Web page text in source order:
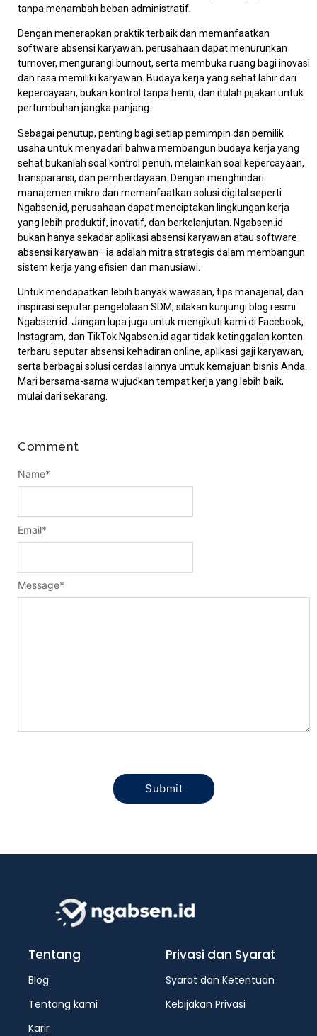
tanpa menambah beban administratif.
Dengan menerapkan praktik terbaik dan memanfaatkan
software absensi karyawan, perusahaan dapat menurunkan
turnover, mengurangi burnout, serta membuka ruang bagi inovasi
dan rasa memiliki karyawan. Budaya kerja yang sehat lahir dari
kepercayaan, bukan kontrol tanpa henti, dan itulah pijakan untuk
pertumbuhan jangka panjang.
Sebagai penutup, penting bagi setiap pemimpin dan pemilik
usaha untuk menyadari bahwa membangun budaya kerja yang
sehat bukanlah soal kontrol penuh, melainkan soal kepercayaan,
transparansi, dan pemberdayaan. Dengan menghindari
manajemen mikro dan memanfaatkan solusi digital seperti
Ngabsen.id, perusahaan dapat menciptakan lingkungan kerja
yang lebih produktif, inovatif, dan berkelanjutan. Ngabsen.id
bukan hanya sekadar aplikasi absensi karyawan atau software
absensi karyawan—ia adalah mitra strategis dalam membangun
sistem kerja yang efisien dan manusiawi.
Untuk mendapatkan lebih banyak wawasan, tips manajerial, dan
inspirasi seputar pengelolaan SDM, silakan kunjungi blog resmi
Ngabsen.id. Jangan lupa juga untuk mengikuti kami di Facebook,
Instagram, dan TikTok Ngabsen.id agar tidak ketinggalan konten
terbaru seputar absensi kehadiran online, aplikasi gaji karyawan,
serta berbagai solusi cerdas lainnya untuk kemajuan bisnis Anda.
Mari bersama-sama wujudkan tempat kerja yang lebih baik,
mulai dari sekarang.
Comment
Message*
Name*
Email*
Tentang
Blog
Tentang kami
Karir
Privasi dan Syarat
Syarat dan Ketentuan
Kebijakan Privasi